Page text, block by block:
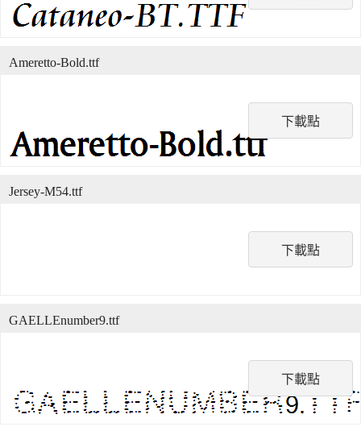
下載點
Ameretto-Bold.ttf
下載點
Jersey-M54.ttf
下載點
GAELLEnumber9.ttf